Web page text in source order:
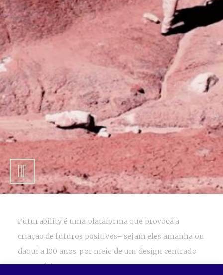
Futurability é uma plataforma que provoca a
criação de futuros positivos– sejam eles amanhã ou
daqui a 100 anos, por meio de um design centrado
no usuário.